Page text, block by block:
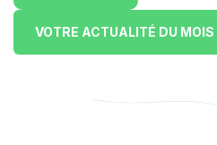
VOTRE ACTUALITÉ DU MOIS